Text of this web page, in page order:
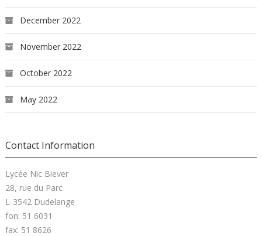
December 2022
November 2022
October 2022
May 2022
Contact Information
Lycée Nic Biever
28, rue du Parc
L-3542 Dudelange
fon: 51 6031
fax: 51 8626